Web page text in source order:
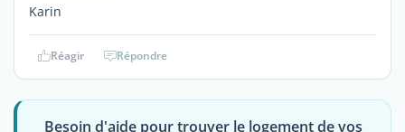
Karin
Réagir Répondre
Besoin d'aide pour trouver le logement de vos